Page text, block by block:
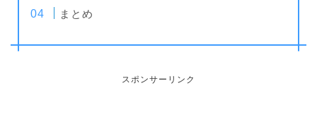
まとめ
スポンサーリンク